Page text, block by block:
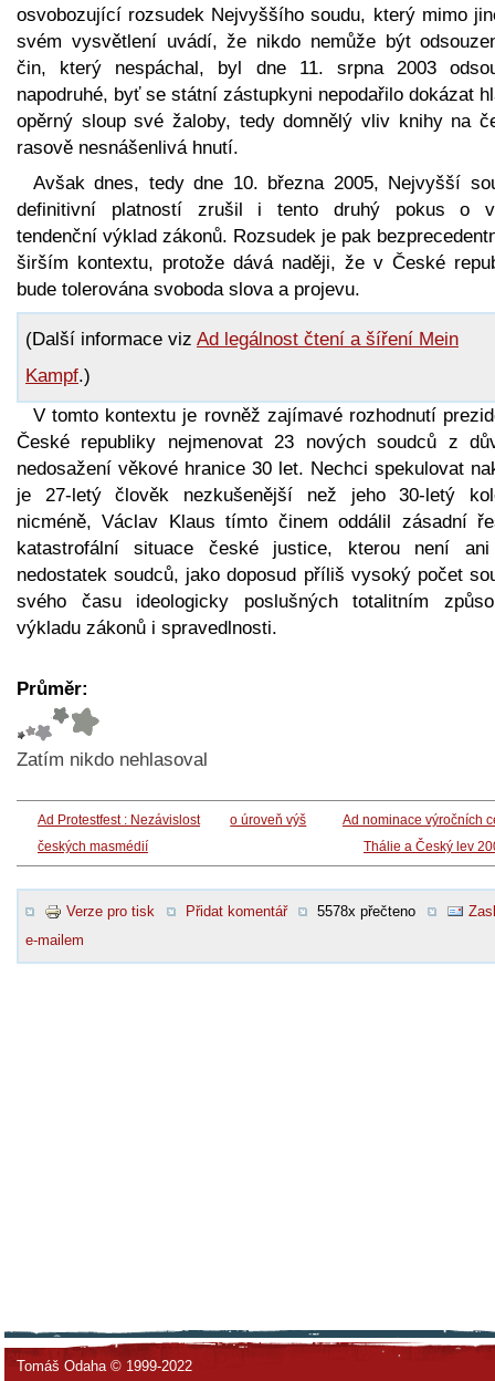
osvobozující rozsudek Nejvyššího soudu, který mimo
svém vysvětlení uvádí, že nikdo nemůže být
čin, který nespáchal, byl dne 11. srpna 2003
napodruhé, byť se státní zástupkyni nepodařilo dokázat
opěrný sloup své žaloby, tedy domnělý vliv knihy na
rasově nesnášenlivá hnutí.
Avšak dnes, tedy dne 10. března 2005, Nejvyšší
definitivní platností zrušil i tento druhý pokus o
tendenční výklad zákonů. Rozsudek je pak
širším kontextu, protože dává naději, že v České
bude tolerována svoboda slova a projevu.
(Další informace viz Ad legálnost čtení a šíření Mein
Kampf.)
V tomto kontextu je rovněž zajímavé rozhodnutí
České republiky nejmenovat 23 nových soudců z
nedosažení věkové hranice 30 let. Nechci spekulovat
je 27-letý člověk nezkušenější než jeho 30-letý
nicméně, Václav Klaus tímto činem oddálil zásadní
katastrofální situace české justice, kterou není
nedostatek soudců, jako doposud příliš vysoký počet
svého času ideologicky poslušných totalitním
výkladu zákonů i spravedlnosti.
Průměr:
Zatím nikdo nehlasoval
Ad Protestfest : Nezávislost
českých masmédií
o úroveň výš
Ad nominace výročních
Thálie a Český lev
Verze pro tisk Přidat komentář 5578x přečteno
e-mailem
Tomáš Odaha © 1999-2022